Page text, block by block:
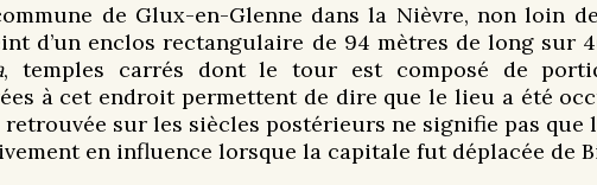
de Glux-en-Glenne dans la Nièvre, non loin
d’un enclos rectangulaire de 94 mètres de long sur
, temples carrés dont le tour est composé de
à cet endroit permettent de dire que le lieu a été
retrouvée sur les siècles postérieurs ne signifie pas
en influence lorsque la capitale fut déplacée de